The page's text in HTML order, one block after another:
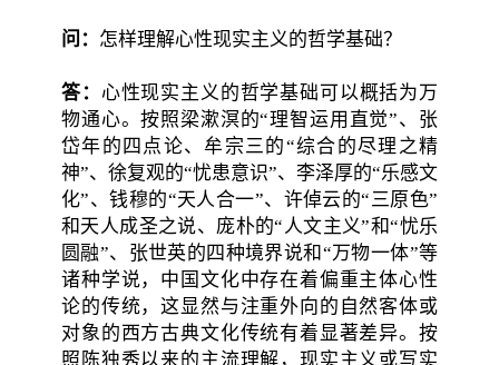
问： 怎样理解心性现实主义的哲学基础？
答： 心性现实主义的哲学基础可以概括为万
物通心。按照梁漱溟的“理智运用直觉”、张
岱年的四点论、牟宗三的“综合的尽理之精
神”、徐复观的“忧患意识”、李泽厚的“乐感文
化”、钱穆的“天人合一”、许倬云的“三原色”
和天人成圣之说、庞朴的“人文主义”和“忧乐
圆融”、张世英的四种境界说和“万物一体”等
诸种学说，中国文化中存在着偏重主体心性
论的传统，这显然与注重外向的自然客体或
对象的西方古典文化传统有着显著差异。按
照陈独秀以来的主流理解，现实主义或写实